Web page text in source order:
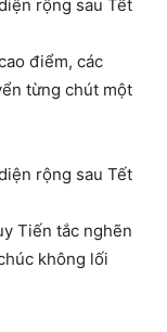
điểm, các
từng chút một
Tiến tắc nghẽn
không lối